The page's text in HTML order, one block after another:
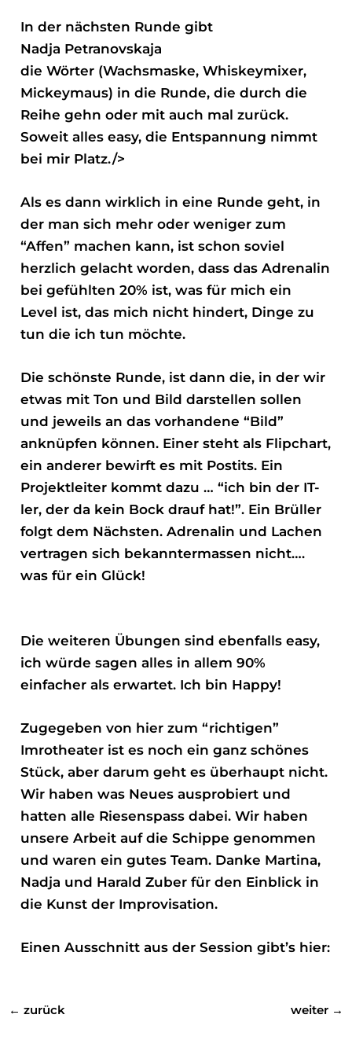
In der nächsten Runde gibt
Nadja Petranovskaja
die Wörter (Wachsmaske, Whiskeymixer,
Mickeymaus) in die Runde, die durch die
Reihe gehn oder mit auch mal zurück.
Soweit alles easy, die Entspannung nimmt
bei mir Platz./>
Als es dann wirklich in eine Runde geht, in
der man sich mehr oder weniger zum
“Affen” machen kann, ist schon soviel
herzlich gelacht worden, dass das Adrenalin
bei gefühlten 20% ist, was für mich ein
Level ist, das mich nicht hindert, Dinge zu
tun die ich tun möchte.
Die schönste Runde, ist dann die, in der wir
etwas mit Ton und Bild darstellen sollen
und jeweils an das vorhandene “Bild”
anknüpfen können. Einer steht als Flipchart,
ein anderer bewirft es mit Postits. Ein
Projektleiter kommt dazu … “ich bin der IT-
ler, der da kein Bock drauf hat!”. Ein Brüller
folgt dem Nächsten. Adrenalin und Lachen
vertragen sich bekanntermassen nicht….
was für ein Glück!
Die weiteren Übungen sind ebenfalls easy,
ich würde sagen alles in allem 90%
einfacher als erwartet. Ich bin Happy!
Zugegeben von hier zum “richtigen”
Imrotheater ist es noch ein ganz schönes
Stück, aber darum geht es überhaupt nicht.
Wir haben was Neues ausprobiert und
hatten alle Riesenspass dabei. Wir haben
unsere Arbeit auf die Schippe genommen
und waren ein gutes Team. Danke Martina,
Nadja und Harald Zuber für den Einblick in
die Kunst der Improvisation.
Einen Ausschnitt aus der Session gibt’s hier:
← zurück weiter →